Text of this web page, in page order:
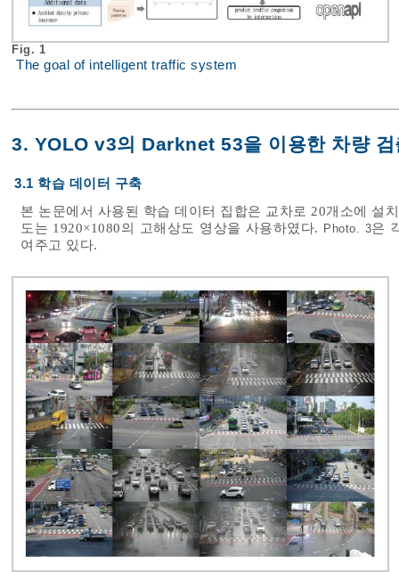
Fig. 1
The goal of intelligent traffic system
3. YOLO v3의 Darknet 53을 이용한 차량 검
3.1 학습 데이터 구축
본 논문에서 사용된 학습 데이터 집합은 교차로 20개소에 설
도는 1920×1080의 고해상도 영상을 사용하였다. Photo. 3은
여주고 있다.